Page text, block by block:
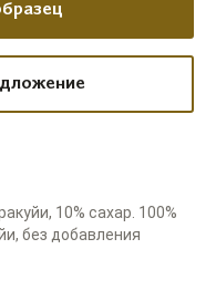
10% сахар. 100%
без добавления